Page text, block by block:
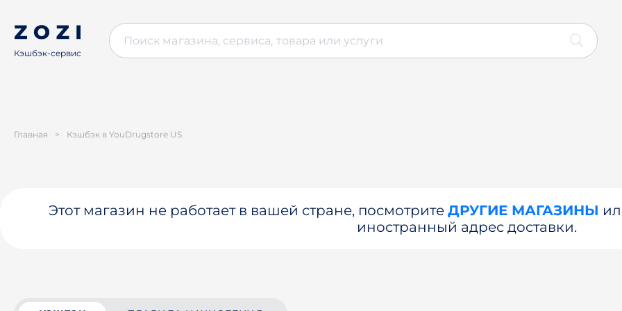
Кэшбэк-сервис
Главная > Кэшбэк в YouDrugstore US
Этот магазин не работает в вашей стране, посмотрите ДРУГИЕ МАГАЗИНЫ
иностранный адрес доставки.